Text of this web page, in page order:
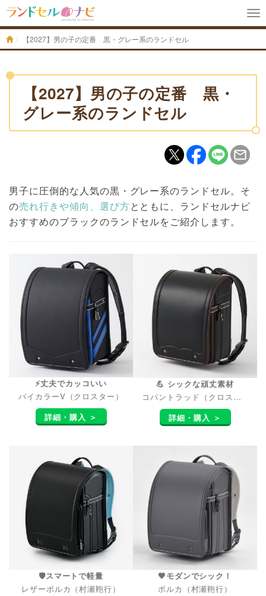
【2027】男の子の定番 黒・グレー系のランドセル
【2027】男の子の定番 黒・
グレー系のランドセル
男子に圧倒的な人気の黒・グレー系のランドセル。そ
の売れ行きや傾向、選び方とともに、ランドセルナビ
おすすめのブラックのランドセルをご紹介します。
⚡丈夫でカッコいい
バイカラーV（クロスター）
詳細・購入 ＞
💪 シックな頑丈素材
コパントラッド（クロスター）
詳細・購入 ＞
🛡️スマートで軽量
レザーボルカ（村瀬鞄行）
🖤モダンでシック！
ボルカ（村瀬鞄行）